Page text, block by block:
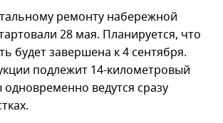
ремонту набережной
28 мая. Планируется, что
будет завершена к 4 сентября.
подлежит 14-километровый
одновременно ведутся сразу